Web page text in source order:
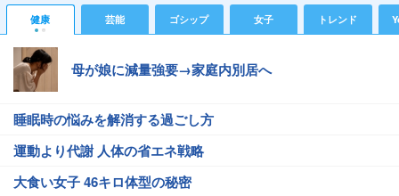
健康 芸能 ゴシップ 女子 トレンド
母が娘に減量強要→家庭内別居へ
睡眠時の悩みを解消する過ごし方
運動より代謝 人体の省エネ戦略
大食い女子 46キロ体型の秘密